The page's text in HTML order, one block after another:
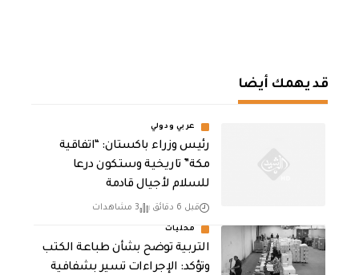
قد يهمك أيضا
عربي ودولي
رئيس وزراء باكستان: “اتفاقية
مكة” تاريخية وستكون درعا
للسلام لأجيال قادمة
قبل 6 دقائق 3 مشاهدات
محليات
التربية توضح بشأن طباعة الكتب
وتؤكد: الإجراءات تسير بشفافية